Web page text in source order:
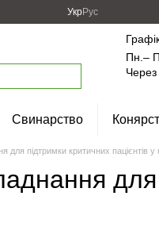
УкрРус
Пн.–
Свинарство
підтримки критичних пацієнтів у